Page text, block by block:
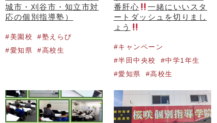
城市・刈谷市・知立市対
応の個別指導塾）
美園校
塾えらび
愛知県
高校生
番肝心
一緒にいいスタ
ートダッシュを切りまし
ょう
キャンペーン
半田中央校
中学1年生
愛知県
高校生